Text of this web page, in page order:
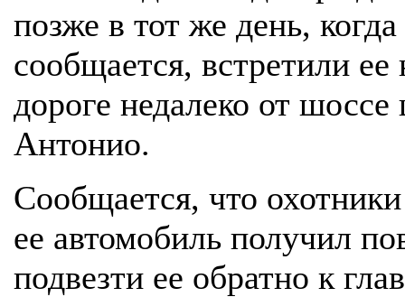
позже в тот же день,
сообщается, встретили
дороге недалеко от
Антонио.
Сообщается, что
ее автомобиль получил
подвезти ее обратно к